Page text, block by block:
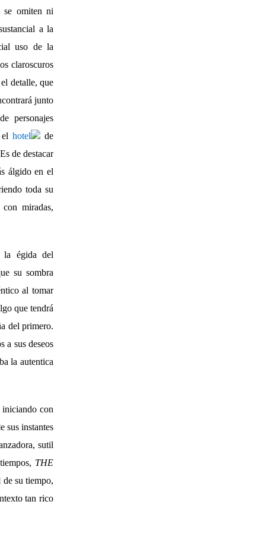
se omiten ni
a la
uso de la
claroscuros
detalle, que
junto
personajes
hotel
de
de destacar
álgido en el
toda su
miradas,
égida del
su sombra
al tomar
que tendrá
del primero.
a sus deseos
la autentica
iniciando con
sus instantes
sutil
THE
de su tiempo,
tan rico